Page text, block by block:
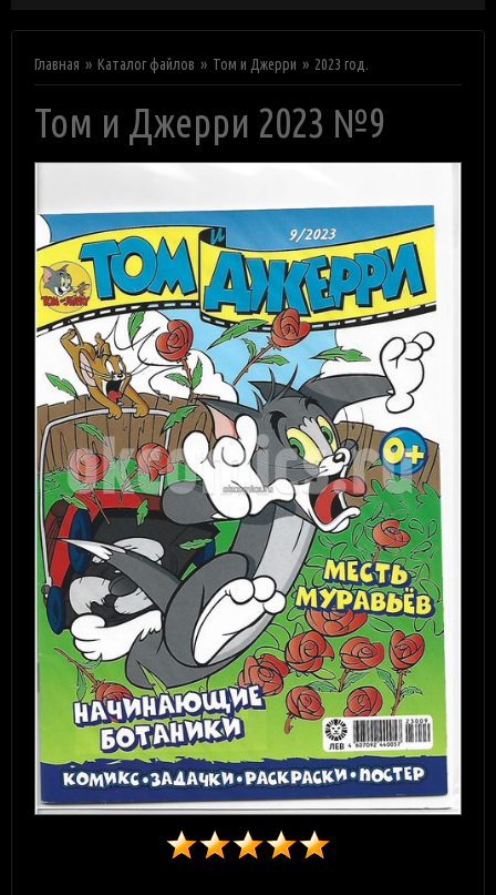
Главная Каталог файлов Том и Джерри 2023 год.
Том и Джерри 2023 №9